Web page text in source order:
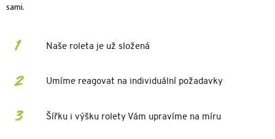
sami.
Naše roleta je už složená
Umíme reagovat na individuální požadavky
Šířku i výšku rolety Vám upravíme na míru